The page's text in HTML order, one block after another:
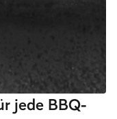
jede BBQ-